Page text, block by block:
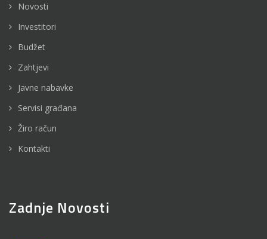
Novosti
Investitori
Budžet
Zahtjevi
Javne nabavke
Servisi građana
Žiro račun
Kontakti
Zadnje Novosti